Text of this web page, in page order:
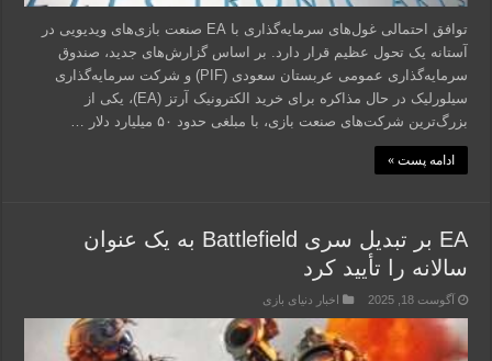
توافق احتمالی غول‌های سرمایه‌گذاری با EA صنعت بازی‌های ویدیویی در
آستانه یک تحول عظیم قرار دارد. بر اساس گزارش‌های جدید، صندوق
سرمایه‌گذاری عمومی عربستان سعودی (PIF) و شرکت سرمایه‌گذاری
سیلورلیک در حال مذاکره برای خرید الکترونیک آرتز (EA)، یکی از
بزرگ‌ترین شرکت‌های صنعت بازی، با مبلغی حدود ۵۰ میلیارد دلار …
ادامه پست »
EA بر تبدیل سری Battlefield به یک عنوان
سالانه را تأیید کرد
آگوست 18, 2025 اخبار دنیای بازی